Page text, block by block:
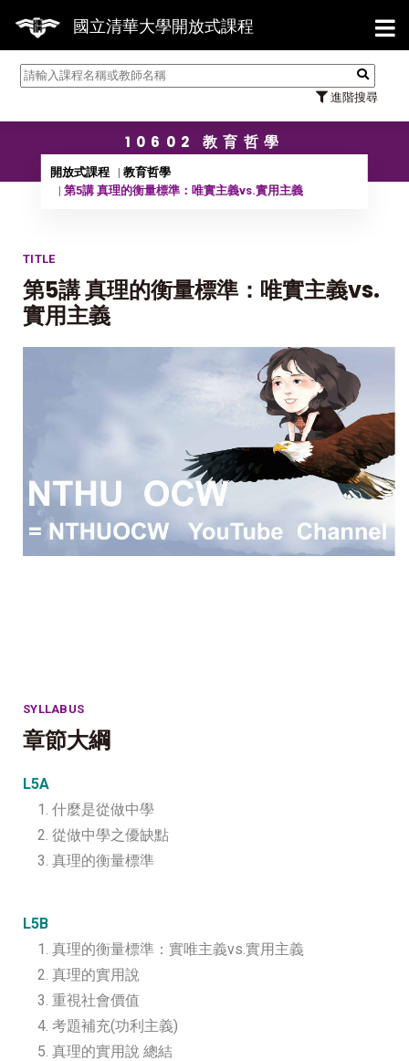
國立清華大學開放式課程
進階搜尋
【7/
10602 教育哲學
開放式課程
教育哲學
第5講 真理的衡量標準：唯實主義vs.實用主義
TITLE
第5講 真理的衡量標準：唯實主義vs.
實用主義
SYLLABUS
章節大綱
L5A
1. 什麼是從做中學
2. 從做中學之優缺點
3. 真理的衡量標準
L5B
1. 真理的衡量標準：實唯主義vs.實用主義
2. 真理的實用說
3. 重視社會價值
4. 考題補充(功利主義)
5. 真理的實用說 總結